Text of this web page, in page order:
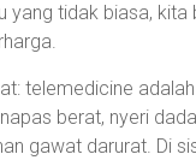
yang tidak biasa,
telemedicine
berat, nyeri
gawat darurat. Di